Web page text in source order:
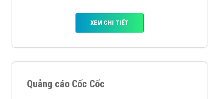
XEM CHI TIẾT
Quảng cáo Cốc Cốc